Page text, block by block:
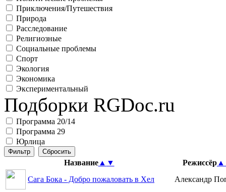
Приключения/Путешествия
Природа
Расследование
Религиозные
Социальные проблемы
Спорт
Экология
Экономика
Экспериментальный
Подборки RGDoc.ru
Программа 20/14
Программа 29
Юрлица
Название▲ ▼ Режиссёр ▲
Сага Бока - Добро пожаловать в Хел
Александр